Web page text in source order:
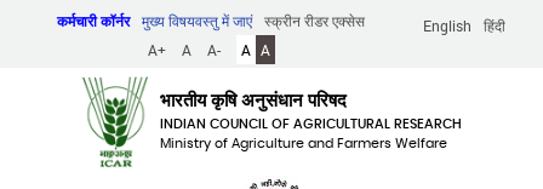
English हिंदी
कर्मचारी कॉर्नर मुख्य विषयवस्तु में जाएं
स्क्रीन रीडर एक्सेस
A+
A A- A A
भारतीय कृषि अनुसंधान परिषद
INDIAN COUNCIL OF AGRICULTURAL RESEARCH
Ministry of Agriculture and Farmers Welfare